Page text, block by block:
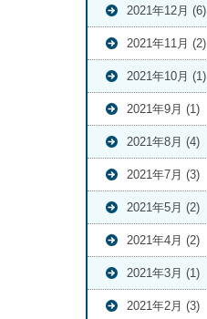
2021年12月 (6)
2021年11月 (2)
2021年10月 (1)
2021年9月 (1)
2021年8月 (4)
2021年7月 (3)
2021年5月 (2)
2021年4月 (2)
2021年3月 (1)
2021年2月 (3)